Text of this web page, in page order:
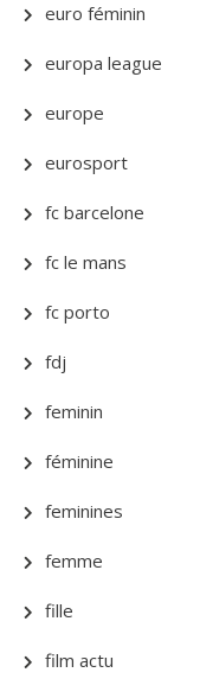
euro féminin
europa league
europe
eurosport
fc barcelone
fc le mans
fc porto
fdj
feminin
féminine
feminines
femme
fille
film actu